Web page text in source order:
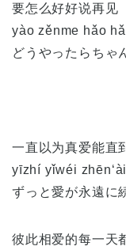
要怎么好好说再见
yào zěnme hǎo
どうやったらちゃ
一直以为真爱能直
yīzhí yǐwéi
ずっと愛が永遠に
彼此相爱的每一天